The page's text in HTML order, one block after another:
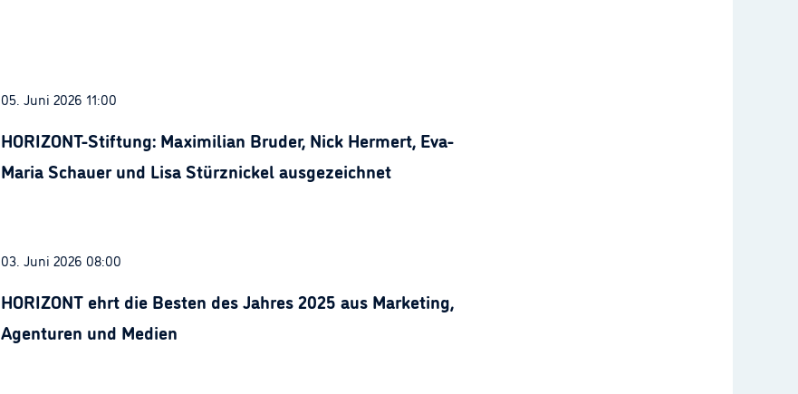
05. Juni 2026 11:00
HORIZONT-Stiftung: Maximilian Bruder, Nick Hermert, Eva-
Maria Schauer und Lisa Stürznickel ausgezeichnet
03. Juni 2026 08:00
HORIZONT ehrt die Besten des Jahres 2025 aus Marketing,
Agenturen und Medien